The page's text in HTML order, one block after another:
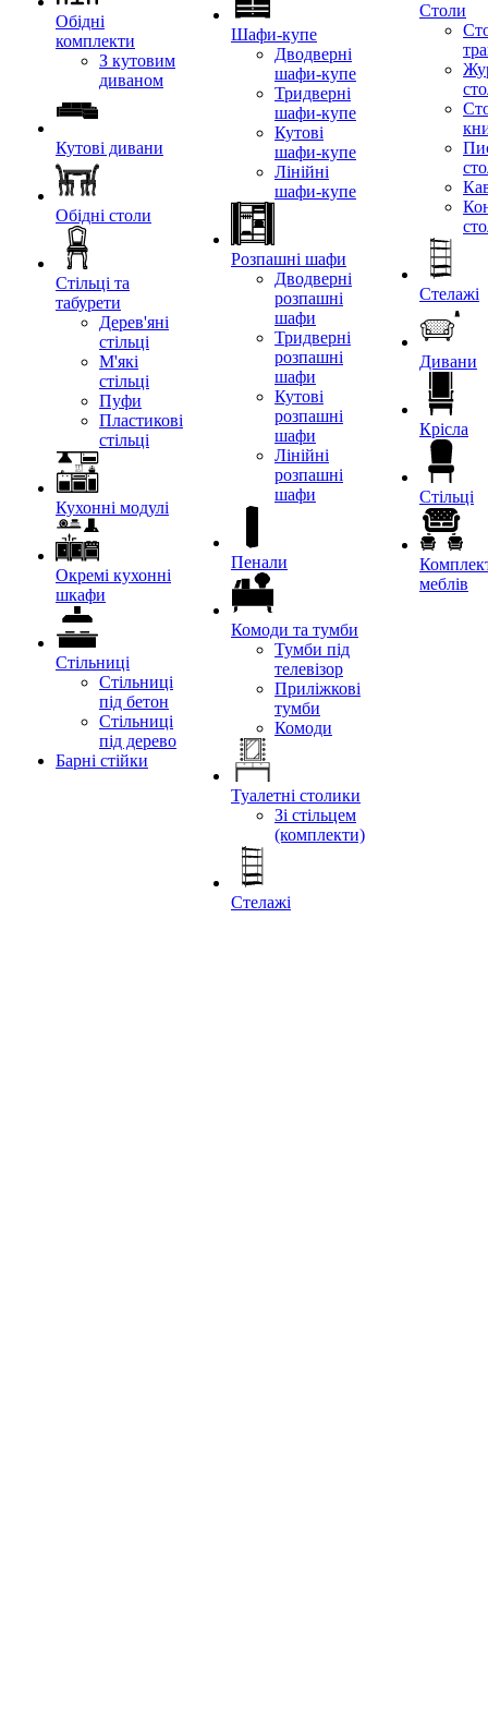
Обідні
комплекти
З кутовим
диваном
Кутові дивани
Обідні столи
Стільці та
табурети
Дерев'яні
стільці
М'які
стільці
Пуфи
Пластикові
стільці
Кухонні модулі
Окремі кухонні
шкафи
Стільниці
Стільниці
під бетон
Стільниці
під дерево
Барні стійки
Шафи-купе
Дводверні
шафи-купе
Тридверні
шафи-купе
Кутові
шафи-купе
Лінійні
шафи-купе
Розпашні шафи
Дводверні
розпашні
шафи
Тридверні
розпашні
шафи
Кутові
розпашні
шафи
Лінійні
розпашні
шафи
Пенали
Комоди та тумби
Тумби під
телевізор
Приліжкові
тумби
Комоди
Туалетні столики
Зі стільцем
(комплекти)
Стелажі
Столи
Стелажі
Дивани
Крісла
Стільці
меблів